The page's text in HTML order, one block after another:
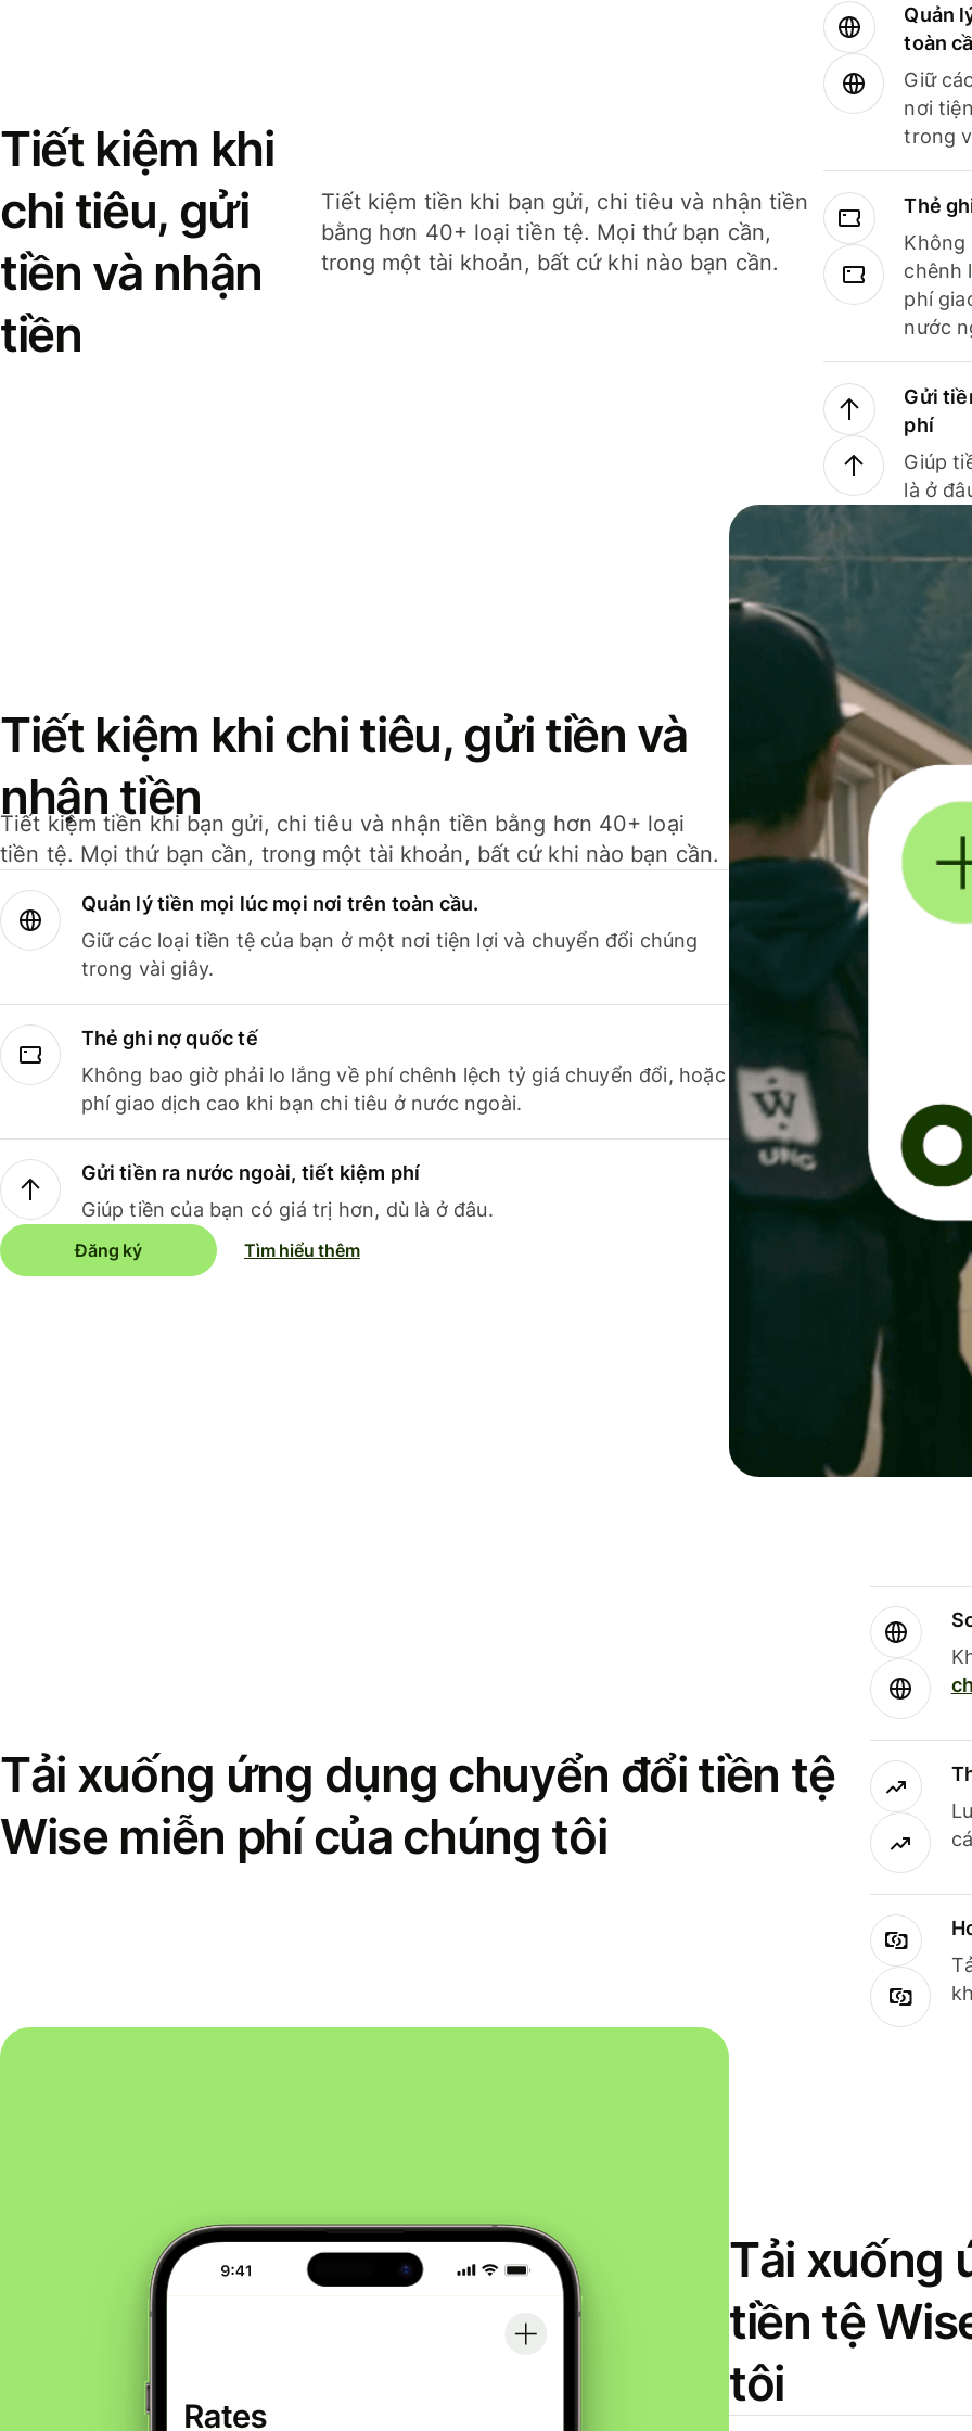
Tiết kiệm khi
chi tiêu, gửi
tiền và nhận
tiền
Tiết kiệm tiền khi bạn gửi, chi tiêu và nhận tiền
bằng hơn 40+ loại tiền tệ. Mọi thứ bạn cần,
trong một tài khoản, bất cứ khi nào bạn cần.
Quản
toàn
Giữ
nơi
trong
Thẻ
Không
chênh
phí
nước
Gửi
phí
Giúp
là ở
Tiết kiệm khi chi tiêu, gửi tiền và
nhận tiền
Tiết kiệm tiền khi bạn gửi, chi tiêu và nhận tiền bằng hơn 40+ loại
tiền tệ. Mọi thứ bạn cần, trong một tài khoản, bất cứ khi nào bạn cần.
Quản lý tiền mọi lúc mọi nơi trên toàn cầu.
Giữ các loại tiền tệ của bạn ở một nơi tiện lợi và chuyển đổi chúng
trong vài giây.
Thẻ ghi nợ quốc tế
Không bao giờ phải lo lắng về phí chênh lệch tỷ giá chuyển đổi, hoặc
phí giao dịch cao khi bạn chi tiêu ở nước ngoài.
Gửi tiền ra nước ngoài, tiết kiệm phí
Giúp tiền của bạn có giá trị hơn, dù là ở đâu.
Đăng ký Tìm hiểu thêm
Tải xuống ứng dụng chuyển đổi tiền tệ
Wise miễn phí của chúng tôi
Tải xuống
tiền tệ
tôi